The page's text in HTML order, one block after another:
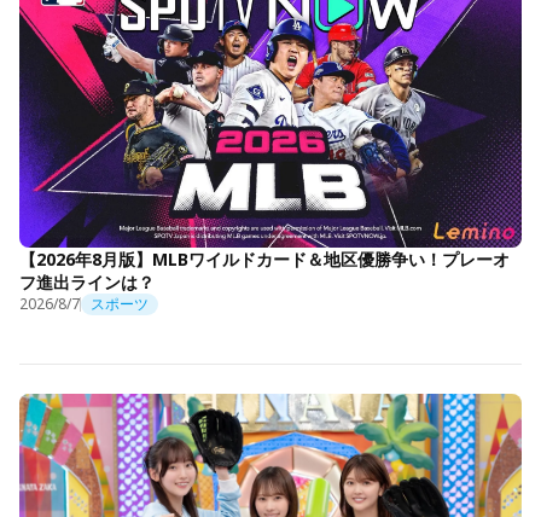
【2026年8月版】MLBワイルドカード＆地区優勝争い！プレーオ
フ進出ラインは？
2026/8/7 スポーツ